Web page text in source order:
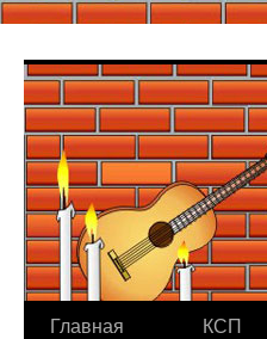
содержимому
Главная
КСП